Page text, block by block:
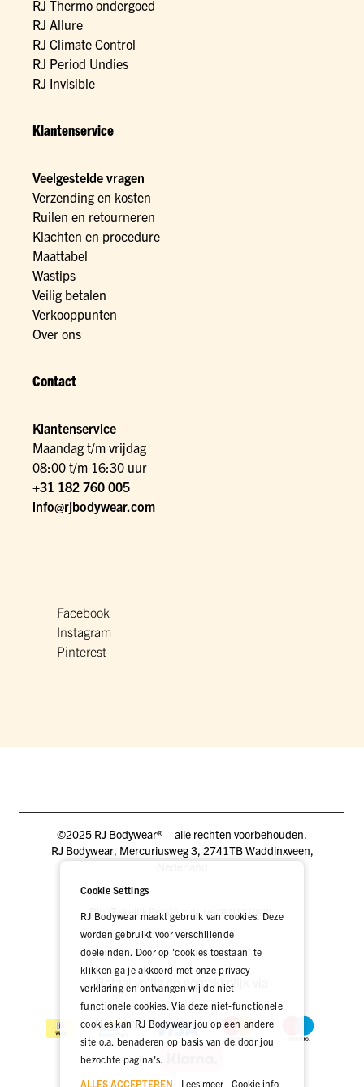
RJ Thermo ondergoed
RJ Allure
RJ Climate Control
RJ Period Undies
RJ Invisible
Klantenservice
Veelgestelde vragen
Verzending en kosten
Ruilen en retourneren
Klachten en procedure
Maattabel
Wastips
Veilig betalen
Verkooppunten
Over ons
Contact
Klantenservice
Maandag t/m vrijdag
08:00 t/m 16:30 uur
+31 182 760 005
info@rjbodywear.com
Facebook
Instagram
Pinterest
©2025 RJ Bodywear® – alle rechten voorbehouden.
RJ Bodywear, Mercuriusweg 3, 2741TB Waddinxveen,
BlogZakelijkPers VacaturesDEALER LOGIN
Betaal veilig én gemakkelijk via
Cookie Settings
RJ Bodywear maakt gebruik van cookies. Deze
worden gebruikt voor verschillende
doeleinden. Door op 'cookies toestaan' te
klikken ga je akkoord met onze privacy
verklaring en ontvangen wij de niet-
functionele cookies. Via deze niet-functionele
cookies kan RJ Bodywear jou op een andere
site o.a. benaderen op basis van de door jou
bezochte pagina's.
ALLES ACCEPTEREN
Lees meer Cookie info